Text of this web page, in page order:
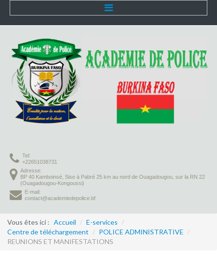
Accueil
L'Académie
Présentation
Organisation
Infrastructures
Vie à l'Académie
Missions
Formation continue
Partenariats
Tel:
+22651038731
Adresse:
BP 40 Kamboinsé, Sise à Pabré 25 km au nord de Ouagadougou, sur la RN 22
(Ouagadougou-Kongoussi)
E-mail:
contact@academiedepolice.bf
Vous êtes ici : Accueil / E-services /
Centre de téléchargement / POLICE ADMINISTRATIVE /
REUNIONS ET MANIFESTATIONS